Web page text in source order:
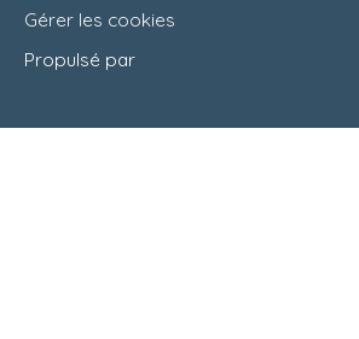
Gérer les cookies
Propulsé par